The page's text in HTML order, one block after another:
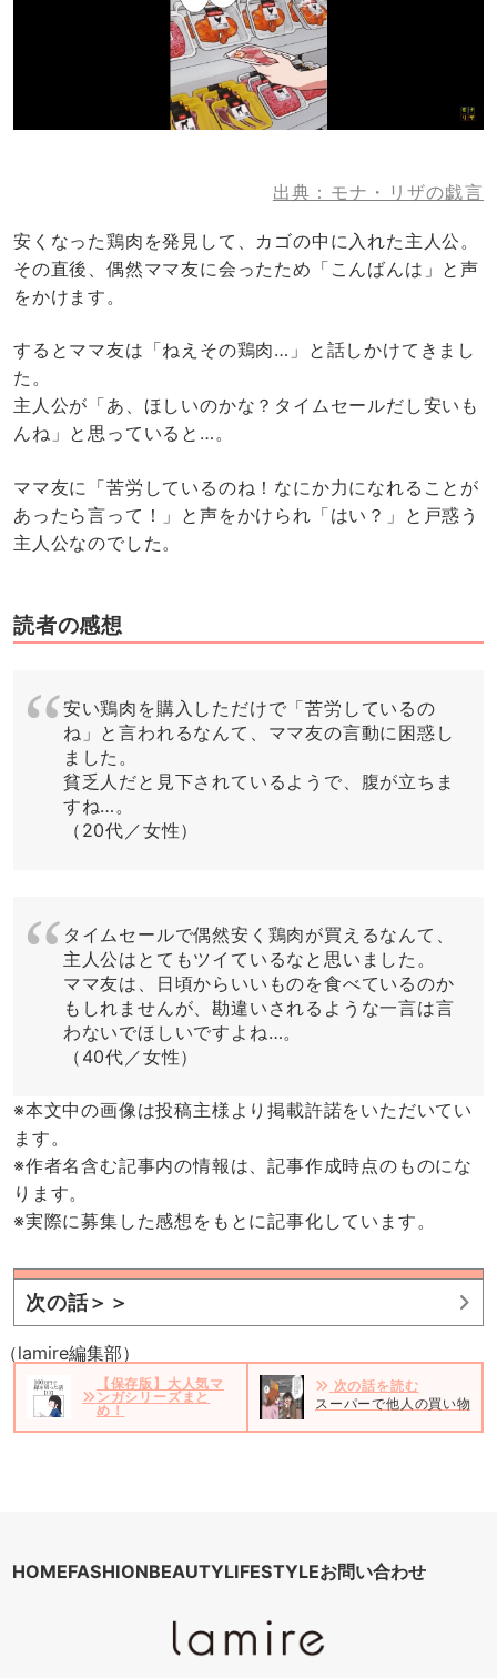
出典：モナ・リザの戯言
安くなった鶏肉を発見して、カゴの中に入れた主人公。
その直後、偶然ママ友に会ったため「こんばんは」と声
をかけます。
するとママ友は「ねえその鶏肉…」と話しかけてきまし
た。
主人公が「あ、ほしいのかな？タイムセールだし安いも
んね」と思っていると…。
ママ友に「苦労しているのね！なにか力になれることが
あったら言って！」と声をかけられ「はい？」と戸惑う
主人公なのでした。
読者の感想
安い鶏肉を購入しただけで「苦労しているの
ね」と言われるなんて、ママ友の言動に困惑し
ました。
貧乏人だと見下されているようで、腹が立ちま
すね…。
（20代／女性）
タイムセールで偶然安く鶏肉が買えるなんて、
主人公はとてもツイているなと思いました。
ママ友は、日頃からいいものを食べているのか
もしれませんが、勘違いされるような一言は言
わないでほしいですよね…。
（40代／女性）
※本文中の画像は投稿主様より掲載許諾をいただいてい
ます。
※作者名含む記事内の情報は、記事作成時点のものにな
ります。
※実際に募集した感想をもとに記事化しています。
次の話＞＞
（lamire編集部）
【保存版】大人気マ
ンガシリーズまと
め！
次の話を読む
スーパーで他人の買い物か
HOMEFASHIONBEAUTYLIFESTYLEお問い合わせ